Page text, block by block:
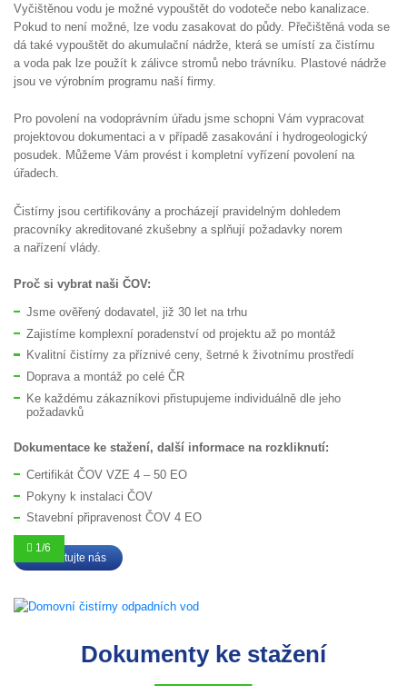
Vyčištěnou vodu je možné vypouštět do vodoteče nebo kanalizace.
Pokud to není možné, lze vodu zasakovat do půdy. Přečištěná voda se
dá také vypouštět do akumulační nádrže, která se umístí za čistírnu
a voda pak lze použít k zálivce stromů nebo trávníku. Plastové nádrže
jsou ve výrobním programu naší firmy.
Pro povolení na vodoprávním úřadu jsme schopni Vám vypracovat
projektovou dokumentaci a v případě zasakování i hydrogeologický
posudek. Můžeme Vám provést i kompletní vyřízení povolení na
úřadech.
Čistírny jsou certifikovány a procházejí pravidelným dohledem
pracovníky akreditované zkušebny a splňují požadavky norem
a nařízení vlády.
Proč si vybrat naši ČOV:
Jsme ověřený dodavatel, již 30 let na trhu
Zajistíme komplexní poradenství od projektu až po montáž
Kvalitní čistírny za příznivé ceny, šetrné k životnímu prostředí
Doprava a montáž po celé ČR
Ke každému zákazníkovi přistupujeme individuálně dle jeho
požadavků
Dokumentace ke stažení, další informace na rozkliknutí:
Certifikát ČOV VZE 4 – 50 EO
Pokyny k instalaci ČOV
Stavební připravenost ČOV 4 EO
Kontaktujte nás
Dokumenty ke stažení